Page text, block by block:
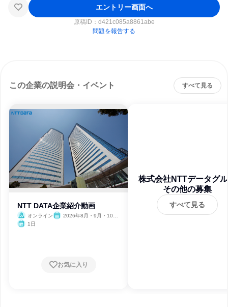
エントリー画面へ
原稿ID： d421c085a8861abe
問題を報告する
この企業の説明会・イベント すべて見る
NTT DATA企業紹介動画
オンライン
2026年8月・9月・10
1日
お気に入り
株式会社NTTデータグ
プ
その他の募集
すべて見る